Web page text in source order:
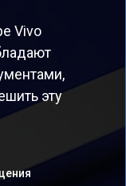
Vivo
эту